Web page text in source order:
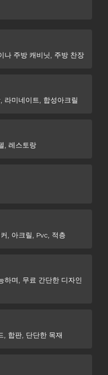
나 주방 캐비닛, 주방 찬장
라미네이트, 합성아크릴
, 레스토랑
, 아크릴, Pvc, 적층
하며, 무료 간단한 디자인
, 합판, 단단한 목재